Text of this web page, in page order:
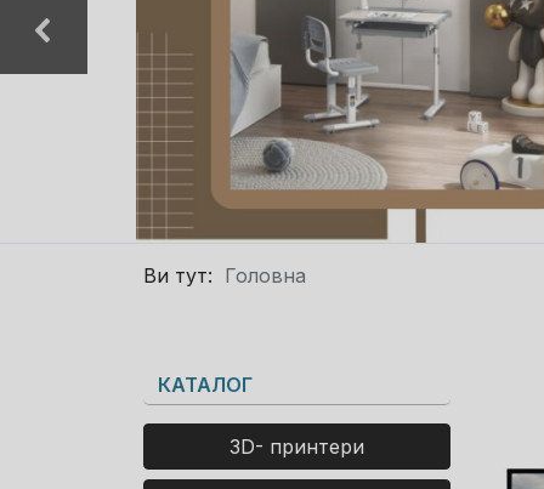
Ви тут: Головна
КАТАЛОГ
3D- принтери